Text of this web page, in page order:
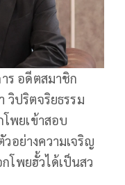
ร อดีตสมาชิก
วิปริตจริยธรรม
พยเข้าสอบ
อย่างความเจริญ
โพยฮั้วได้เป็นสว